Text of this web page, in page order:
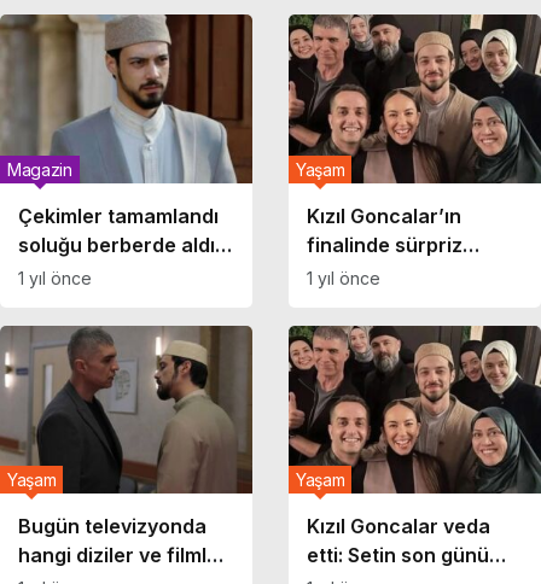
Çekimler tamamlandı
soluğu berberde aldı:
Mert Yazıcıoğlu’nun
ikiye böldü!
Magazin
1 yıl önce
Kızıl Goncalar’ın
finalinde sürpriz
gelişme!
Yaşam
1 yıl önce
Bugün televizyonda
hangi diziler ve filmler
Yaşam
Kızıl Goncalar veda
etti: Setin son günü
Yaşam